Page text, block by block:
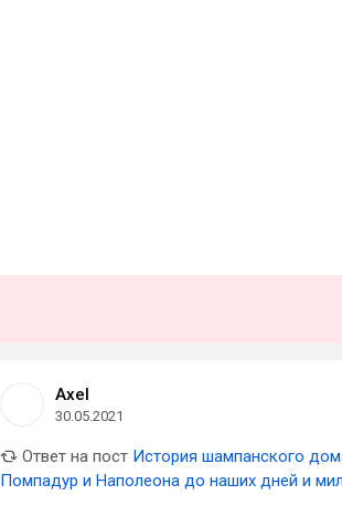
Axel
30.05.2021
Ответ на пост История шампанского
Помпадур и Наполеона до наших дней и